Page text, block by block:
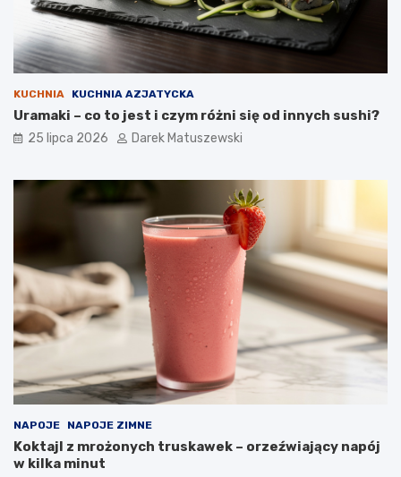
KUCHNIA KUCHNIA AZJATYCKA
Uramaki – co to jest i czym różni się od innych sushi?
25 lipca 2026 Darek Matuszewski
NAPOJE NAPOJE ZIMNE
Koktajl z mrożonych truskawek – orzeźwiający napój
w kilka minut